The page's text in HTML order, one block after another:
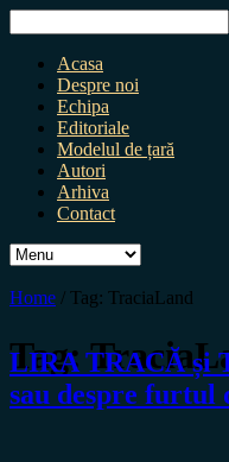
for:
Acasa
Despre noi
Echipa
Editoriale
Modelul de țară
Autori
Arhiva
Contact
Home / Tag: TraciaLand
Tag:
LIRA TRACĂ și
sau despre furtul